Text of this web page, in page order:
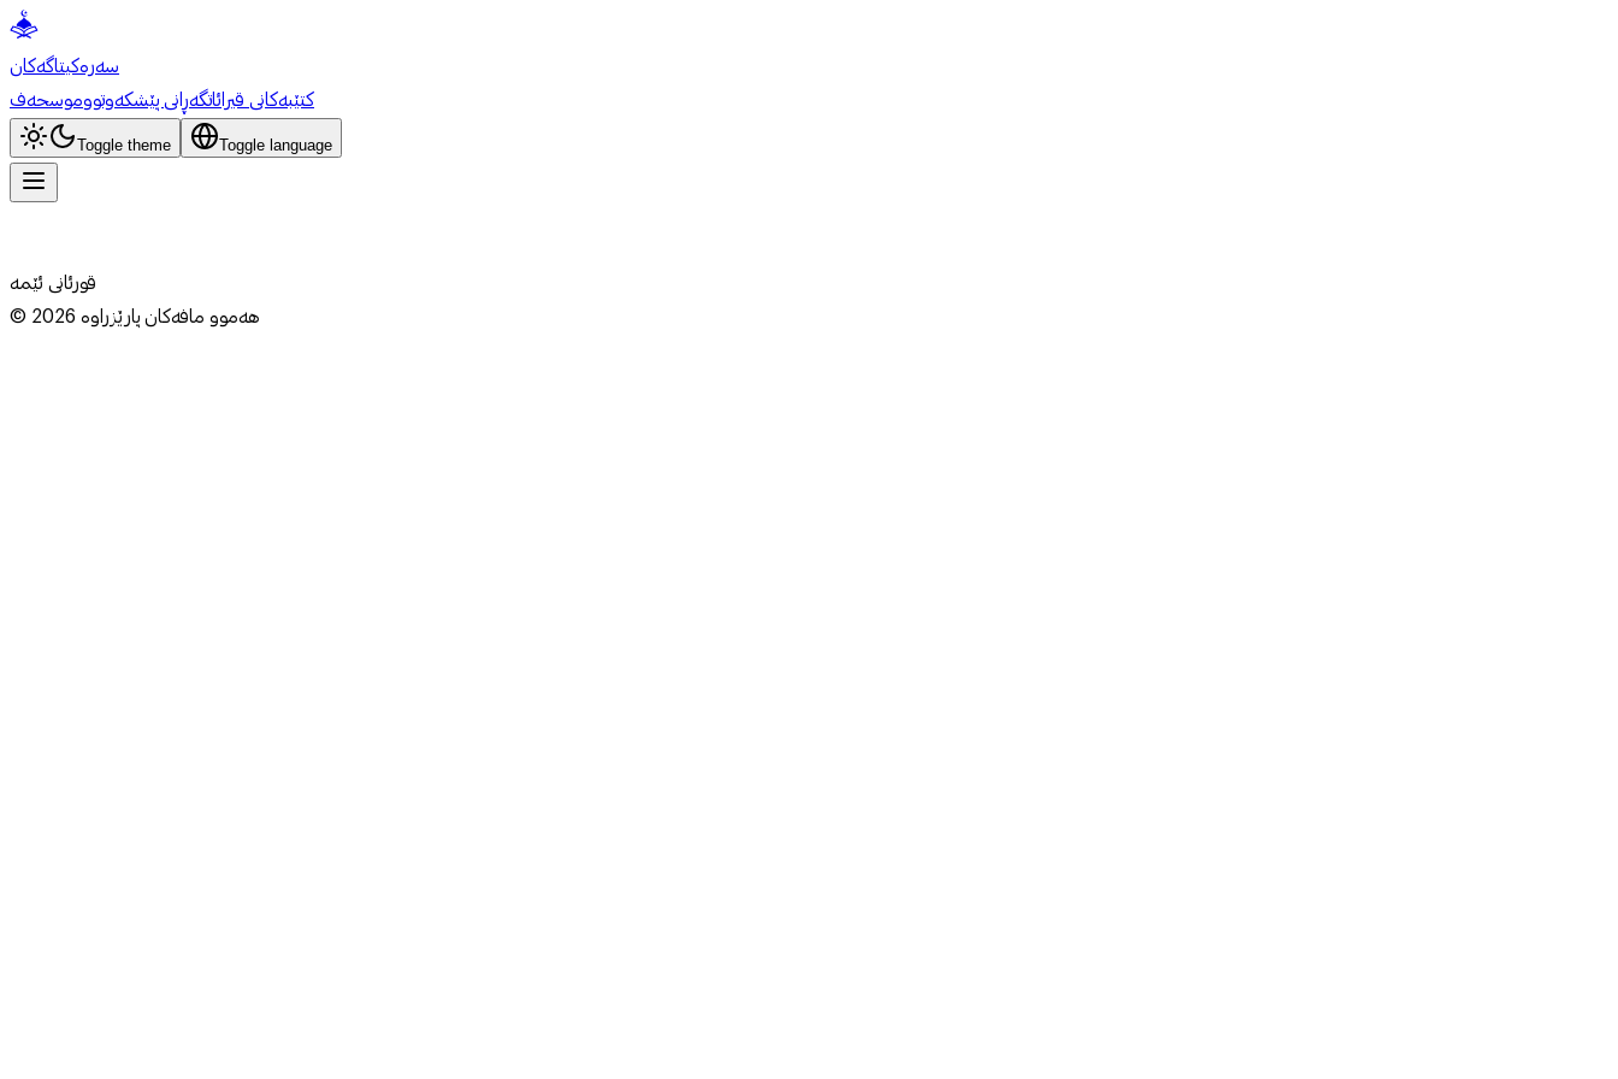
سەرەکیتاگەکان
کتێبەکانی قیرائاتگەڕانی پێشکەوتووموسحەف
Toggle theme Toggle language
قورئانی ئێمە
© 2026هەموو مافەکان پارێزراوە